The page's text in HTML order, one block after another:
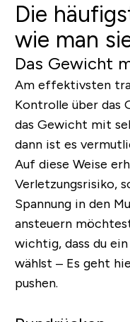
Die
wie man
Das Gewicht
Am effektivsten
Kontrolle über das
das Gewicht mit
dann ist es
Auf diese Weise
Verletzungsrisiko,
Spannung in den
ansteuern
wichtig, dass du
wählst – Es geht
pushen.